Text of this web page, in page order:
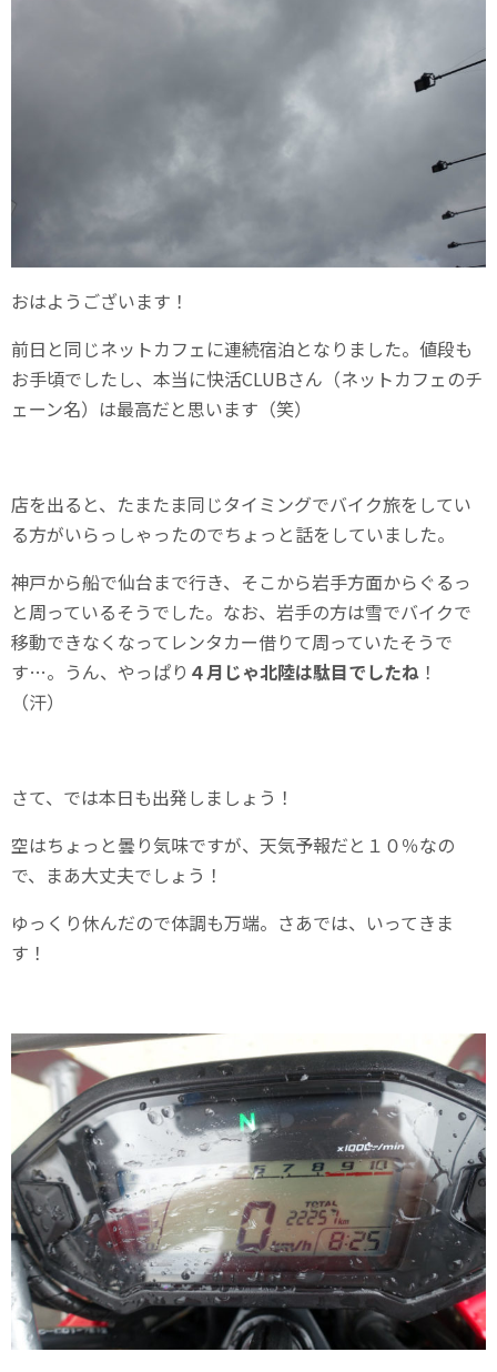
おはようございます！
前日と同じネットカフェに連続宿泊となりました。値段も
お手頃でしたし、本当に快活CLUBさん（ネットカフェのチ
ェーン名）は最高だと思います（笑）
店を出ると、たまたま同じタイミングでバイク旅をしてい
る方がいらっしゃったのでちょっと話をしていました。
神戸から船で仙台まで行き、そこから岩手方面からぐるっ
と周っているそうでした。なお、岩手の方は雪でバイクで
移動できなくなってレンタカー借りて周っていたそうで
す…。うん、やっぱり ４月じゃ北陸は駄目でしたね ！
（汗）
さて、では本日も出発しましょう！
空はちょっと曇り気味ですが、天気予報だと１０％なの
で、まあ大丈夫でしょう！
ゆっくり休んだので体調も万端。さあでは、いってきま
す！